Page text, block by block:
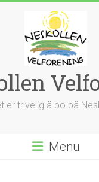
er trivelig å bo på
Menu